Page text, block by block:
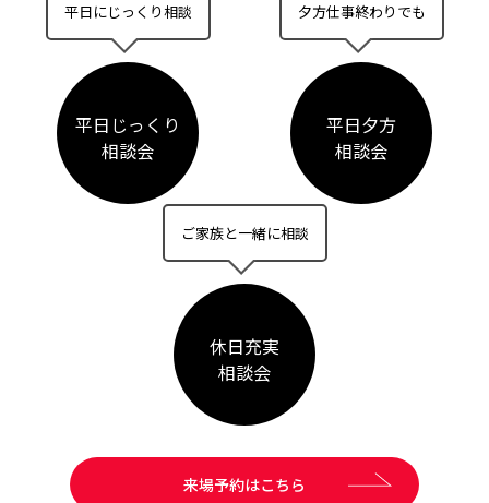
平日にじっくり相談
平日じっくり
相談会
夕方仕事終わりでも
平日夕方
相談会
ご家族と一緒に相談
休日充実
相談会
来場予約はこちら